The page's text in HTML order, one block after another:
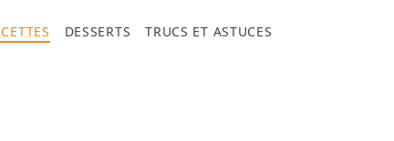
DESSERTS TRUCS ET ASTUCES